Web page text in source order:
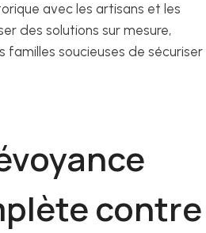
avec les artisans et les
des solutions sur mesure,
soucieuses de sécuriser
contre